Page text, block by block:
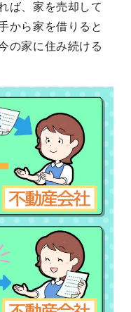
ば、家を売却して
から家を借りると
の家に住み続ける